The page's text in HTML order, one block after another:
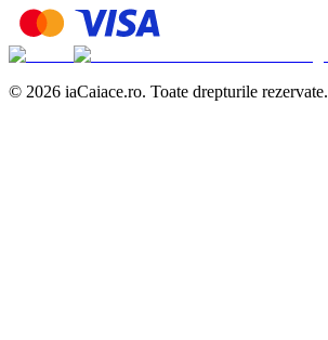
© 2026 iaCaiace.ro. Toate drepturile rezervate.